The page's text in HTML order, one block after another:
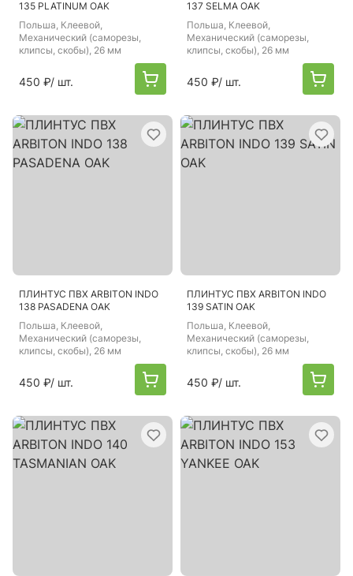
135 PLATINUM OAK
Польша, Клеевой,
Механический (саморезы,
клипсы, скобы), 26 мм
450 ₽/ шт.
137 SELMA OAK
Польша, Клеевой,
Механический (саморезы,
клипсы, скобы), 26 мм
450 ₽/ шт.
ПЛИНТУС ПВХ ARBITON INDO
138 PASADENA OAK
Польша, Клеевой,
Механический (саморезы,
клипсы, скобы), 26 мм
450 ₽/ шт.
ПЛИНТУС ПВХ ARBITON INDO
139 SATIN OAK
Польша, Клеевой,
Механический (саморезы,
клипсы, скобы), 26 мм
450 ₽/ шт.